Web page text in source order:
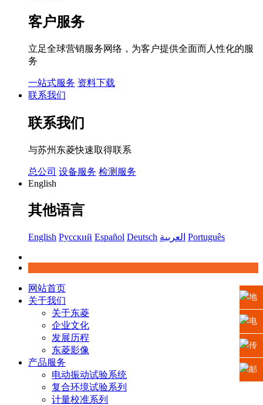
客户服务
立足全球营销服务网络，为客户提供全面而人性化的服
务
一站式服务 资料下载
联系我们
联系我们
与苏州东菱快速取得联系
总公司 设备服务 检测服务
English
其他语言
English Русский Español Deutsch العربية Português
网站首页
关于我们
关于东菱
企业文化
发展历程
东菱影像
产品服务
电动振动试验系统
复合环境试验系列
计量校准系列
地
址：
江苏
省苏
电
话：
0512-
传
真：
邮